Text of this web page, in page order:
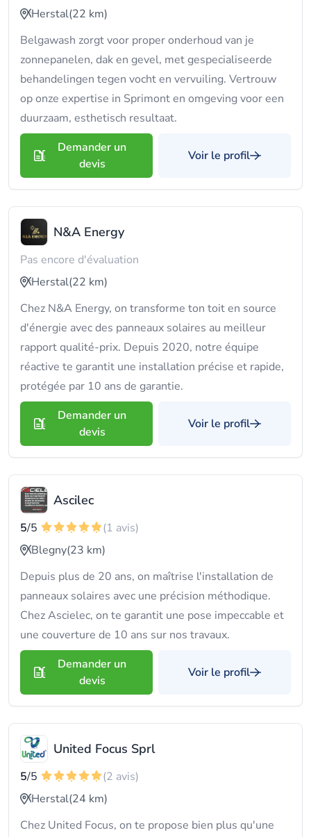
Herstal(22 km)
Belgawash zorgt voor proper onderhoud van je
zonnepanelen, dak en gevel, met gespecialiseerde
behandelingen tegen vocht en vervuiling. Vertrouw
op onze expertise in Sprimont en omgeving voor een
duurzaam, esthetisch resultaat.
Demander un
devis
Voir le profil
N&A Energy
Pas encore d'évaluation
Herstal(22 km)
Chez N&A Energy, on transforme ton toit en source
d'énergie avec des panneaux solaires au meilleur
rapport qualité-prix. Depuis 2020, notre équipe
réactive te garantit une installation précise et rapide,
protégée par 10 ans de garantie.
Demander un
devis
Voir le profil
Ascilec
5/5
(1 avis)
Blegny(23 km)
Depuis plus de 20 ans, on maîtrise l'installation de
panneaux solaires avec une précision méthodique.
Chez Ascielec, on te garantit une pose impeccable et
une couverture de 10 ans sur nos travaux.
Demander un
devis
Voir le profil
United Focus Sprl
5/5
(2 avis)
Herstal(24 km)
Chez United Focus, on te propose bien plus qu'une